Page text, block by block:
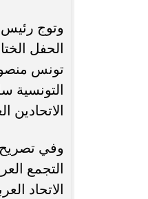
وتوج رئيس
الحفل
تونس
التونسية
وفي تصريح
التجمع
الاتحاد